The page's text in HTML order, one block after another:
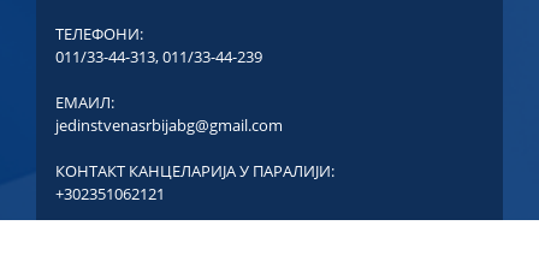
ТЕЛЕФОНИ:
011/33-44-313,011/33-44-239
ЕМАИЛ:
jedinstvenasrbijabg@gmail.com
КОНТАКТ КАНЦЕЛАРИЈА У ПАРАЛИЈИ:
+302351062121